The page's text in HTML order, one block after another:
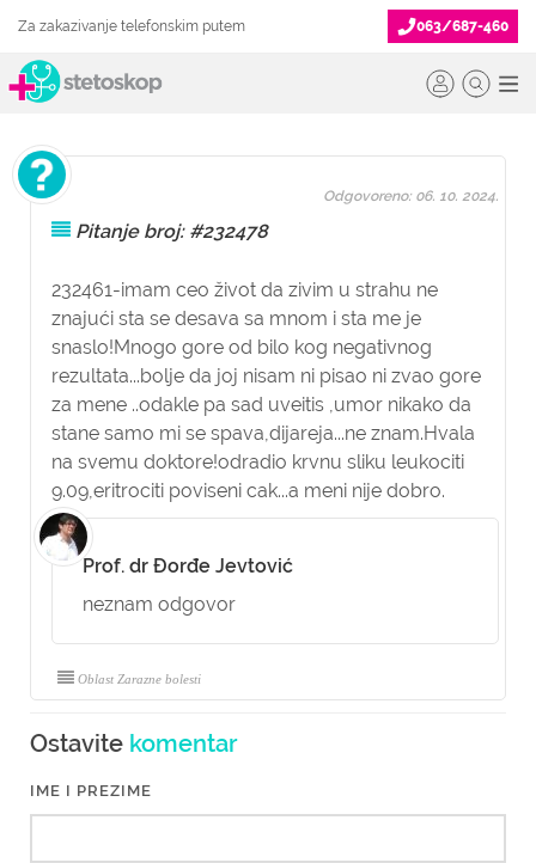
Za zakazivanje telefonskim putem 063/687-460
Pitanje broj: #232478
232461-imam ceo život da zivim u strahu ne
znajući sta se desava sa mnom i sta me je
snaslo!Mnogo gore od bilo kog negativnog
rezultata...bolje da joj nisam ni pisao ni zvao gore
za mene ..odakle pa sad uveitis ,umor nikako da
stane samo mi se spava,dijareja...ne znam.Hvala
na svemu doktore!odradio krvnu sliku leukociti
9.09,eritrociti poviseni cak...a meni nije dobro.
Odgovoreno: 06. 10. 2024.
Prof. dr Đorđe Jevtović
neznam odgovor
Oblast Zarazne bolesti
Ostavite komentar
IME I PREZIME